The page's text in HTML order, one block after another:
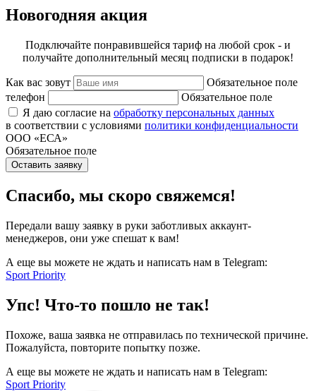
Новогодняя акция
Подключайте понравившейся тариф на любой срок - и
получайте дополнительный месяц подписки в подарок!
Как вас зовут
Обязательное поле
телефон
Обязательное поле
Я даю согласие на обработку персональных данных
в соответствии с условиями политики конфиденциальности
ООО «ЕСА»
Обязательное поле
Оставить заявку
Спасибо, мы скоро свяжемся!
Передали вашу заявку в руки заботливых аккаунт-
менеджеров, они уже спешат к вам!
А еще вы можете не ждать и написать нам в Telegram:
Sport Priority
Упс! Что-то пошло не так!
Похоже, ваша заявка не отправилась по технической причине.
Пожалуйста, повторите попытку позже.
А еще вы можете не ждать и написать нам в Telegram:
Sport Priority